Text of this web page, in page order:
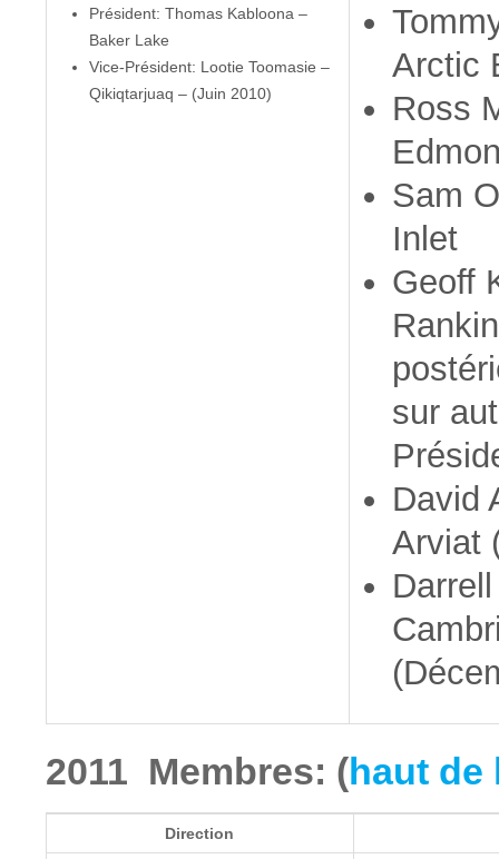
Président: Thomas Kabloona –
Baker Lake
Vice-Président: Lootie Toomasie –
Qikiqtarjuaq – (Juin 2010)
Arctic
Ross
Sam
Inlet
Geoff
sur
David
Arviat
2011 Membres: (haut de
Direction